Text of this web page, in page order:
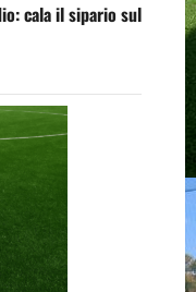
cala il sipario sul